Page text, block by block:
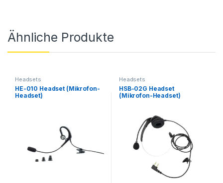
Ähnliche Produkte
Headsets
HE-010 Headset (Mikrofon-
Headset)
Headsets
HSB-02G Headset
(Mikrofon-Headset)